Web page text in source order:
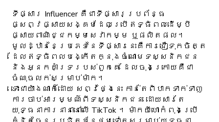
ទីផ្សារ Influencer គឺជាទីផ្សារប្រព័ន្ធ
ផ្សព្វផ្សាយសង្គមដែលប្រើឥទ្ធិពលដើម្បី
ផ្សាយពាណិជ្ជកម្មសេវាកម្ម ឬផលិតផល។
មូលដ្ឋាននៃប្រភេទនៃទីផ្សារនេះគឺការជឿទុកចិត្ត
ដែលឥទ្ធិពលបង្កើតក្នុងចំណោមទស្សនិកជន
និងអ្នកគាំទ្ររបស់ពួកគេ ដែលចុងក្រោយគឺជា
ចំណុចលក់សម្រាប់ម៉ាក។
ទោះជាយ៉ាងណាក៏ដោយ សព្វថ្ងៃនេះ កាន់តែពិបាកទាក់ទាញ
ការចាប់អារម្មណ៍ពីទស្សនិកជន ដោយសារតែ
យុទ្ធនាការនានានៅលើ TikTok ។ ម៉ាកយីហោកំពុងប្រើ